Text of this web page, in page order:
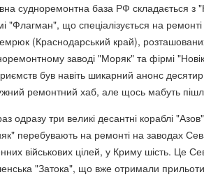
судноремонтна база РФ складається з
"Флагман", що спеціалізується на
(Краснодарський край),
заводі "Моряк" та фірмі
був навіть шикарний анонс
ремонтний хаб, але щось мабуть
одразу три великі десантні кораблі
перебувають на ремонті на заводах
військових цілей, у Криму шість. Це
"Затока", що вже отримали